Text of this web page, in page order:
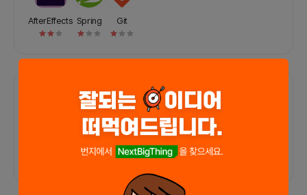
AfterEffects Spring Git
포트폴리오
외부 연동 정보가 없습니다